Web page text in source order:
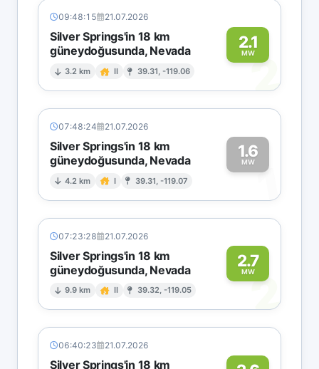
09:48:15 21.07.2026
Silver Springs'in 18 km
güneydoğusunda, Nevada
3.2 km II 39.31, -119.06
2.1
MW2
07:48:24 21.07.2026
Silver Springs'in 18 km
güneydoğusunda, Nevada
4.2 km I 39.31, -119.07
1.6
MW1
07:23:28 21.07.2026
Silver Springs'in 18 km
güneydoğusunda, Nevada
9.9 km II 39.32, -119.05
2.7
MW2
06:40:23 21.07.2026
Silver Springs'in 18 km